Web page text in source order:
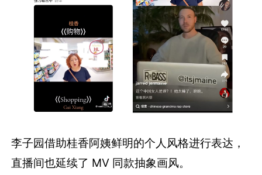
李子园借助桂香阿姨鲜明的个人风格进行表达，
直播间也延续了 MV 同款抽象画风。